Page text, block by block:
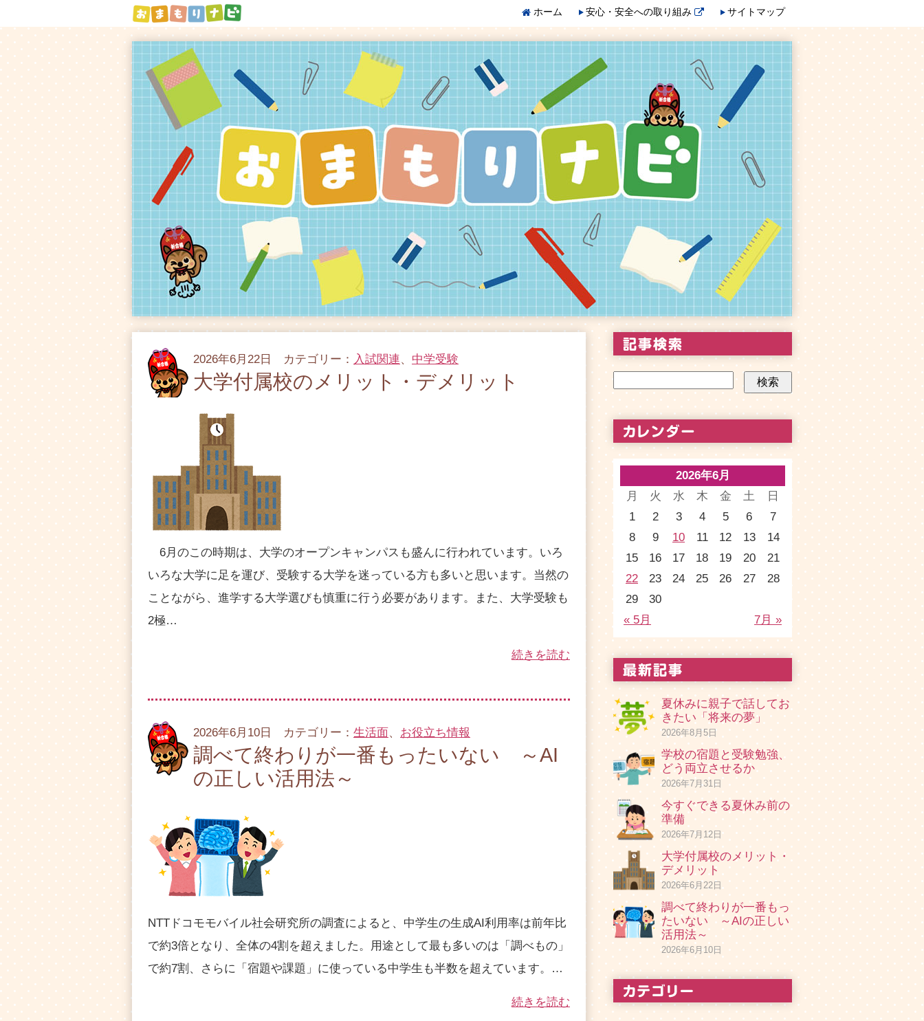
ホーム 安心・安全への取り組み サイトマップ
2026年6月22日 カテゴリー： 入試関連、 中学受験
大学付属校のメリット・デメリット
6月のこの時期は、大学のオープンキャンパスも盛んに行われています。いろ
いろな大学に足を運び、受験する大学を迷っている方も多いと思います。当然の
ことながら、進学する大学選びも慎重に行う必要があります。また、大学受験も
2極…
続きを読む
2026年6月10日 カテゴリー： 生活面、 お役立ち情報
調べて終わりが一番もったいない ～AI
の正しい活用法～
NTTドコモモバイル社会研究所の調査によると、中学生の生成AI利用率は前年比
で約3倍となり、全体の4割を超えました。用途として最も多いのは「調べもの」
で約7割、さらに「宿題や課題」に使っている中学生も半数を超えています。…
続きを読む
2026年6月
月
火 水 木 金 土 日
« 5月 7月 »
1 2 3 4 5 6
7
8
9 10 11 12 13
14
15
16 17 18 19 20
21
22
23 24 25 26 27
28
29
30
夏休みに親子で話してお
きたい「将来の夢」
2026年8月5日
学校の宿題と受験勉強、
どう両立させるか
2026年7月31日
今すぐできる夏休み前の
準備
2026年7月12日
大学付属校のメリット・
デメリット
2026年6月22日
調べて終わりが一番もっ
たいない ～AIの正しい
活用法～
2026年6月10日